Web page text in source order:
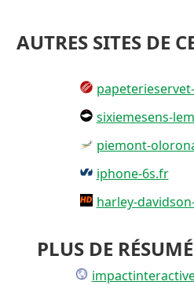
AUTRES SITES DE
sixiemesens-
piemont-
iphone-6s.fr
harley-
PLUS DE